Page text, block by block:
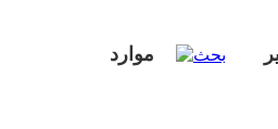
موارد